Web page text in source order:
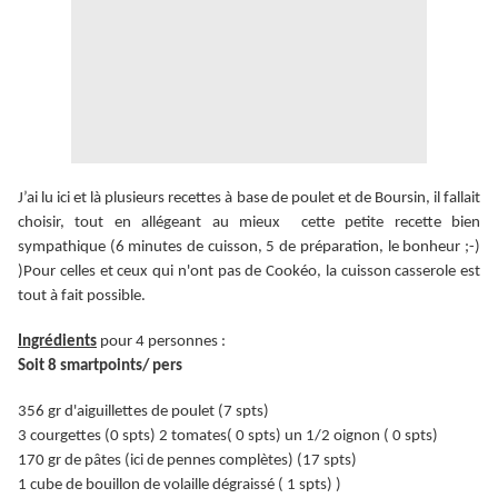
J’ai lu ici et là plusieurs recettes à base de poulet et de Boursin, il fallait
choisir, tout en allégeant au mieux cette petite recette bien
sympathique (6 minutes de cuisson, 5 de préparation, le bonheur ;-)
)Pour celles et ceux qui n'ont pas de Cookéo, la cuisson casserole est
tout à fait possible.
Ingrédients pour 4 personnes :
Soit 8 smartpoints/ pers
356 gr d'aiguillettes de poulet (7 spts)
3 courgettes (0 spts) 2 tomates( 0 spts) un 1/2 oignon ( 0 spts)
170 gr de pâtes (ici de pennes complètes) (17 spts)
1 cube de bouillon de volaille dégraissé ( 1 spts) )